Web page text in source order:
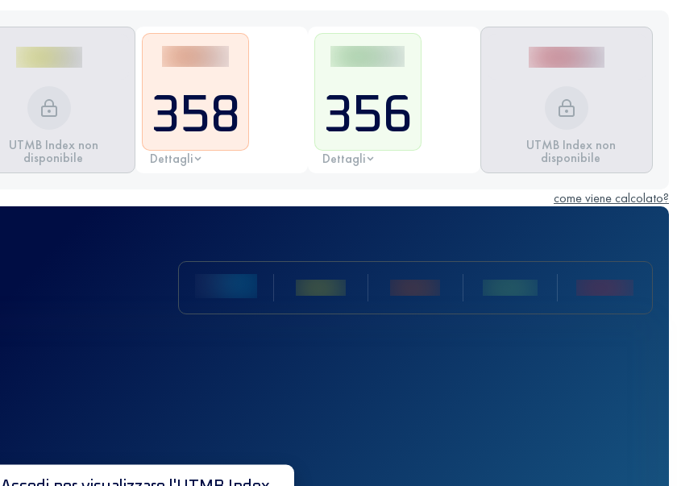
UTMB Index non
disponibile
358
Dettagli
356
Dettagli
UTMB Index non
disponibile
come viene calcolato?